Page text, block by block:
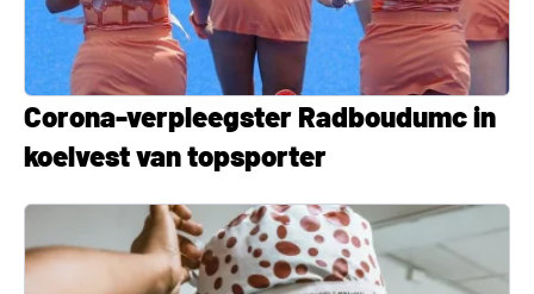
Corona-verpleegster Radboudumc in
koelvest van topsporter